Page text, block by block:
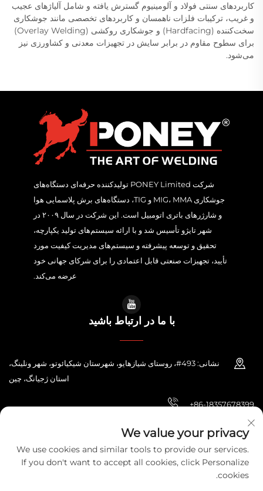
کاربردهای سنتی فولاد و آلومینیوم گسترش یافته و شامل آلیاژهای عجیب
و غریب، ترکیبات فلزات ناهمسان و کاربردهای تخصصی مانند جوشکاری
سخت‌کننده (Hardfacing) و جوشکاری روکشی (Overlay Welding)
برای سطوح مقاوم در برابر سایش در تجهیزات معدنی و کشاورزی نیز
می‌شود.
شرکت PONEY Limited تولیدکننده حرفه‌ای دستگاه‌های
جوشکاری MIG، MMA و TIG، دستگاه‌های برش پلاسمایی هوا
و شارژرهای باتری اتومبیل است. این شرکت در سال ۲۰۰۹ در
شهر تایژو تأسیس شد و با ارائه سیستم‌های تولید یکپارچه،
تحقیق و توسعه پیشرفته و سیستم‌های مدیریت کیفیت مورد
تأیید، تجهیزات صنعتی قابل اعتمادی را برای شرکای جهانی خود
عرضه می‌کند.
با ما در ارتباط باشید
نشانی: 493#، روستای شیازهایو، شهرستان شیکیائوتو، شهر ونلینگ،
استان ژجیانگ، چین
+86-18357678399
[email protected]
حق تقدم © 2026 شرکت الکتریک زهجیانگ پونی. تمامی حقوق محفوظ است.
We value your privacy
We use cookies and similar tools to provide our services.
If you don't want to accept all cookies, click Personalize
cookies.